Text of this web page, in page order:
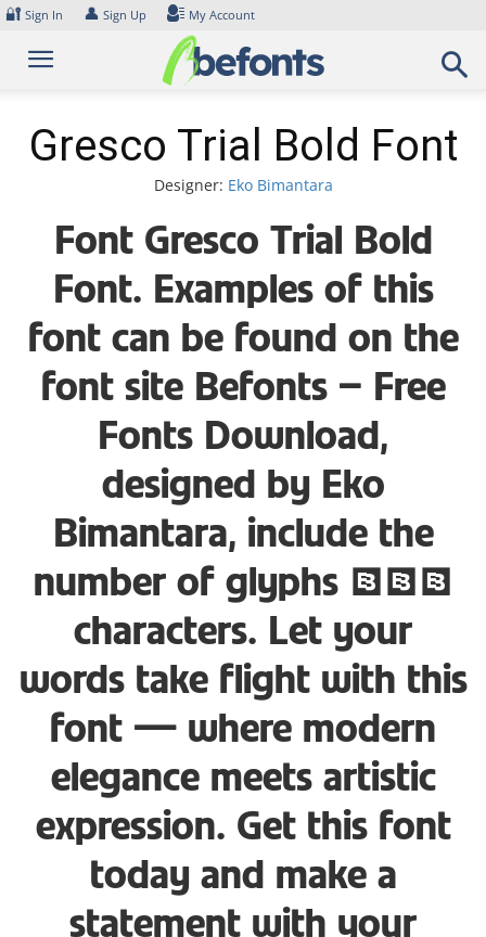
Skip
content
🔐 Sign In 👤 Sign Up My Account
Gresco Trial Bold Font
Designer: Eko Bimantara
Font Gresco Trial Bold
Font. Examples of this
font can be found on the
font site Befonts – Free
Fonts Download,
designed by Eko
Bimantara, include the
number of glyphs 367
characters. Let your
words take flight with this
font — where modern
elegance meets artistic
expression. Get this font
today and make a
statement with your